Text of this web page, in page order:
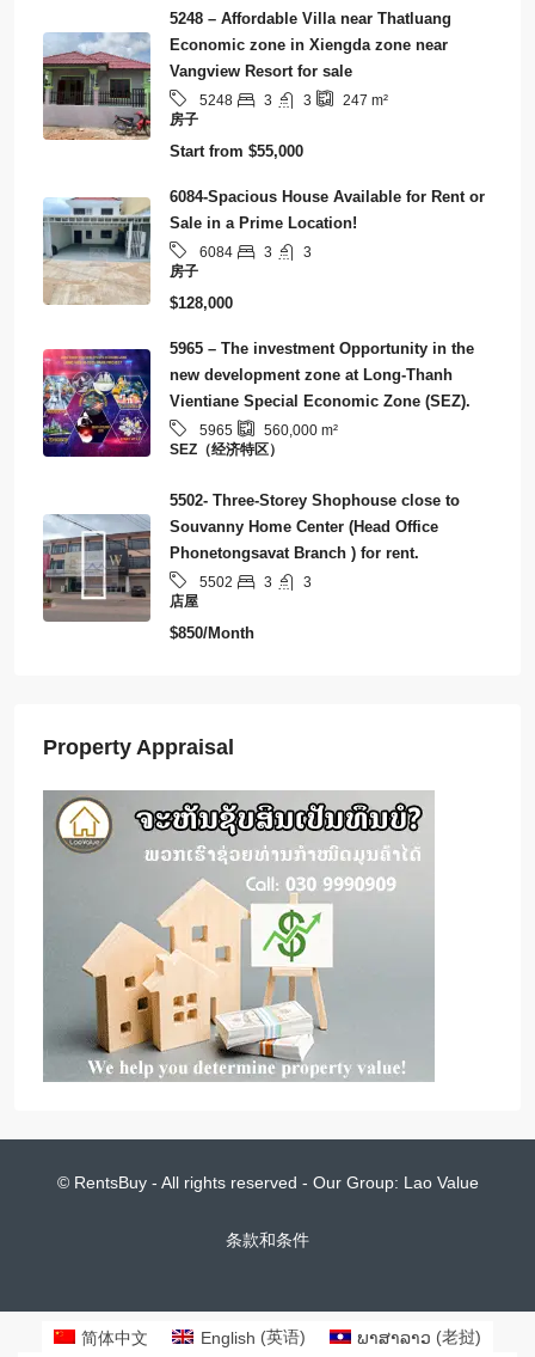
5248 – Affordable Villa near Thatluang
Economic zone in Xiengda zone near
Vangview Resort for sale
5248 3 3 247 m²
房子
Start from $55,000
6084-Spacious House Available for Rent or
Sale in a Prime Location!
6084 3
3
房子
$128,000
5965 – The investment Opportunity in the
new development zone at Long-Thanh
Vientiane Special Economic Zone (SEZ).
5965 560,000 m²
SEZ（经济特区）
5502- Three-Storey Shophouse close to
Souvanny Home Center (Head Office
Phonetongsavat Branch ) for rent.
5502 3
3
店屋
$850/Month
Property Appraisal
© RentsBuy - All rights reserved - Our Group: Lao Value
条款和条件
简体中文 English (英语) ພາສາລາວ (老挝)